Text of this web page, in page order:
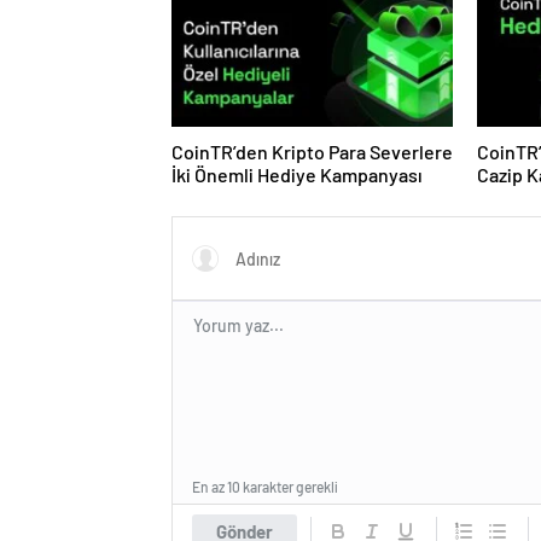
CoinTR’den Kripto Para Severlere
İki Önemli Hediye Kampanyası
Cazip
Gönder
En az 10 karakter gerekli